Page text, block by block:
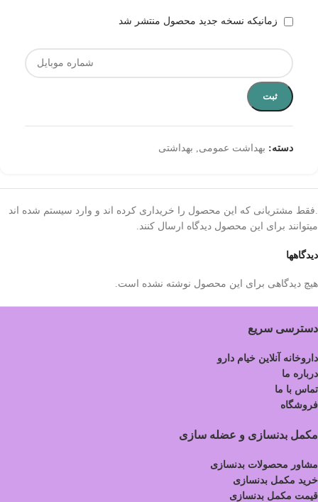
زمانیکه نسخه جدید محصول منتشر شد
ثبت
دسته: بهداشت عمومی, بهداشتی
دیدگاهها
هیچ دیدگاهی برای این محصول نوشته نشده است.
.فقط مشتریانی که این محصول را خریداری کرده اند و وارد سیستم شده اند
میتوانند برای این محصول دیدگاه ارسال کنند.
دسترسی سریع
داروخانه آنلاین خیام دارو
درباره ما
تماس با ما
فروشگاه
مکمل بدنسازی و عضله سازی
مشاور محصولات بدنسازی
خرید مکمل بدنسازی
قیمت مکمل بدنسازی